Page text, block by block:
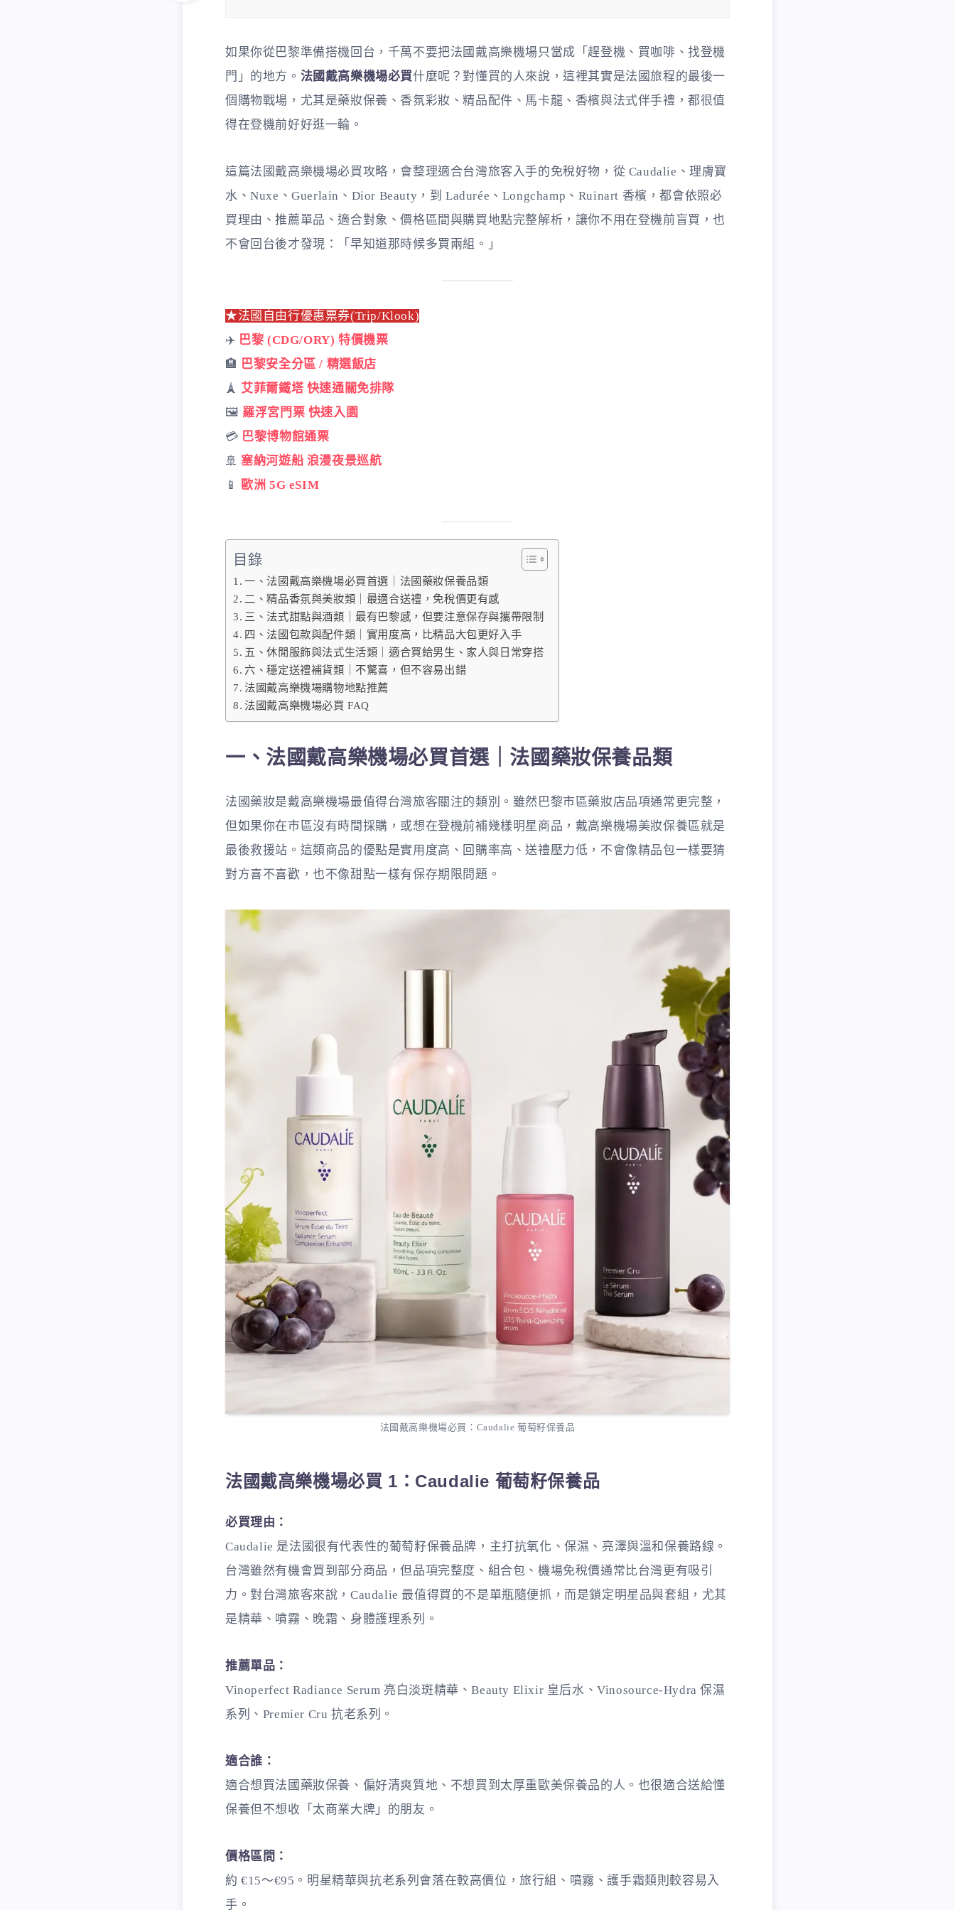
如果你從巴黎準備搭機回台，千萬不要把法國戴高樂機場只當成「趕登機、買咖啡、找登機
門」的地方。 法國戴高樂機場必買什麼呢？對懂買的人來說，這裡其實是法國旅程的最後一
個購物戰場，尤其是藥妝保養、香氛彩妝、精品配件、馬卡龍、香檳與法式伴手禮，都很值
得在登機前好好逛一輪。
這篇法國戴高樂機場必買攻略，會整理適合台灣旅客入手的免稅好物，從 Caudalie、理膚寶
水、Nuxe、Guerlain、Dior Beauty，到 Ladurée、Longchamp、Ruinart 香檳，都會依照必
買理由、推薦單品、適合對象、價格區間與購買地點完整解析，讓你不用在登機前盲買，也
不會回台後才發現：「早知道那時候多買兩組。」
★法國自由行優惠票券(Trip/Klook)
✈️ 巴黎 (CDG/ORY) 特價機票
🏨 巴黎安全分區 / 精選飯店
🗼 艾菲爾鐵塔 快速通關免排隊
🖼️ 羅浮宮門票 快速入園
💳 巴黎博物館通票
🚢塞納河遊船 浪漫夜景巡航
📱 歐洲 5G eSIM
目錄
一、法國戴高樂機場必買首選｜法國藥妝保養品類
二、精品香氛與美妝類｜最適合送禮，免稅價更有感
三、法式甜點與酒類｜最有巴黎感，但要注意保存與攜帶限制
四、法國包款與配件類｜實用度高，比精品大包更好入手
五、休閒服飾與法式生活類｜適合買給男生、家人與日常穿搭
六、穩定送禮補貨類｜不驚喜，但不容易出錯
法國戴高樂機場購物地點推薦
法國戴高樂機場必買 FAQ
一、法國戴高樂機場必買首選｜法國藥妝保養品類
法國藥妝是戴高樂機場最值得台灣旅客關注的類別。雖然巴黎市區藥妝店品項通常更完整，
但如果你在市區沒有時間採購，或想在登機前補幾樣明星商品，戴高樂機場美妝保養區就是
最後救援站。這類商品的優點是實用度高、回購率高、送禮壓力低，不會像精品包一樣要猜
對方喜不喜歡，也不像甜點一樣有保存期限問題。
法國戴高樂機場必買：Caudalie 葡萄籽保養品
法國戴高樂機場必買 1：Caudalie 葡萄籽保養品
必買理由：
Caudalie 是法國很有代表性的葡萄籽保養品牌，主打抗氧化、保濕、亮澤與溫和保養路線。
台灣雖然有機會買到部分商品，但品項完整度、組合包、機場免稅價通常比台灣更有吸引
力。對台灣旅客來說，Caudalie 最值得買的不是單瓶隨便抓，而是鎖定明星品與套組，尤其
是精華、噴霧、晚霜、身體護理系列。
推薦單品：
Vinoperfect Radiance Serum 亮白淡斑精華、Beauty Elixir 皇后水、Vinosource-Hydra 保濕
系列、Premier Cru 抗老系列。
適合誰：
適合想買法國藥妝保養、偏好清爽質地、不想買到太厚重歐美保養品的人。也很適合送給懂
保養但不想收「太商業大牌」的朋友。
價格區間：
約 €15～€95。明星精華與抗老系列會落在較高價位，旅行組、噴霧、護手霜類則較容易入
手。